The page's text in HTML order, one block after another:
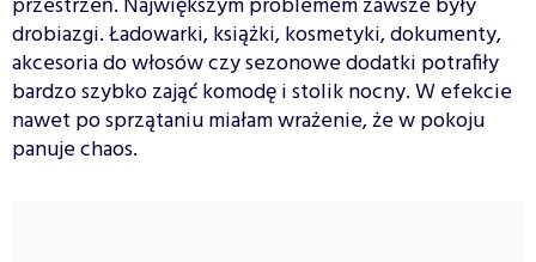
drobiazgi. Ładowarki, książki, kosmetyki, dokumenty,
akcesoria do włosów czy sezonowe dodatki potrafiły
bardzo szybko zająć komodę i stolik nocny. W efekcie
nawet po sprzątaniu miałam wrażenie, że w pokoju
panuje chaos.